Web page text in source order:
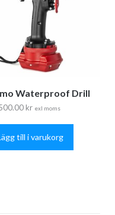
Waterproof Drill
kr exl moms
till i varukorg